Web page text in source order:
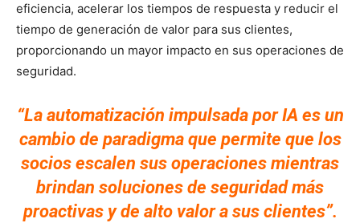
eficiencia, acelerar los tiempos de respuesta y reducir el
tiempo de generación de valor para sus clientes,
proporcionando un mayor impacto en sus operaciones de
seguridad.
“La automatización impulsada por IA es un
cambio de paradigma que permite que los
socios escalen sus operaciones mientras
brindan soluciones de seguridad más
proactivas y de alto valor a sus clientes”.